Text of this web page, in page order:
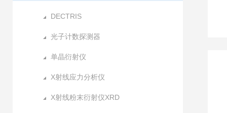
DECTRIS
光子计数探测器
单晶衍射仪
X射线应力分析仪
X射线粉末衍射仪XRD